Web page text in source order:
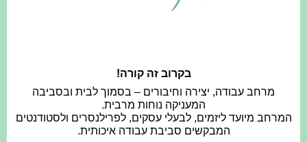
בקרוב זה קורה!
מרחב עבודה, יצירה וחיבורים – בסמוך לבית ובסביבה
המעניקה נוחות מרבית.
המרחב מיועד ליזמים, לבעלי עסקים, לפרילנסרים ולסטודנטים
המבקשים סביבת עבודה איכותית.